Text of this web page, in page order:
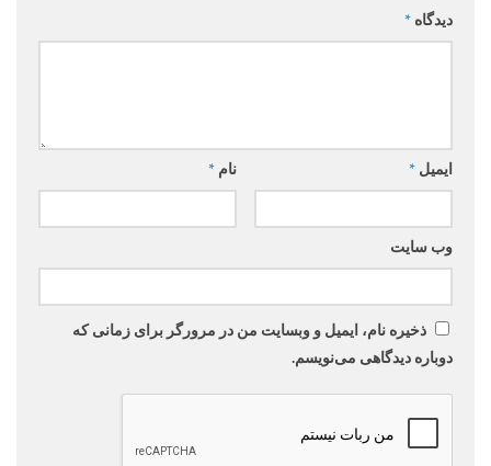
دیدگاه *
نام * ایمیل *
وب‌ سایت
ذخیره نام، ایمیل و وبسایت من در مرورگر برای زمانی که
دوباره دیدگاهی می‌نویسم.